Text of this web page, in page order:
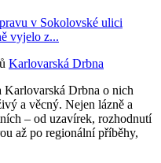
v Sokolovské ulici
vyjelo z...
Karlovarská Drbna
Karlovarská Drbna o nich
a věcný. Nejen lázně a
– od uzavírek, rozhodnutí
až po regionální příběhy,